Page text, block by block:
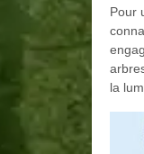
Pour
la